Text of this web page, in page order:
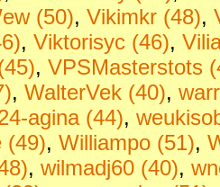
(50), Vikimkr (48),
, Viktorisyc (46),
, VPSMasterstots
, WalterVek (40),
agina (44),
(49), Williampo (51),
, wilmadj60 (40),